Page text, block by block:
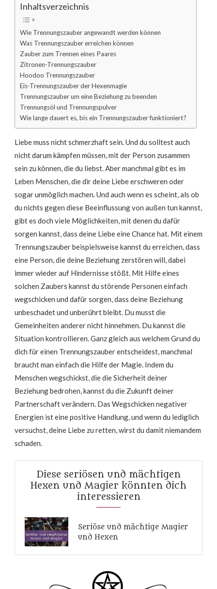
Inhaltsverzeichnis
Wie Trennungszauber angewandt werden können
Was Trennungszauber erreichen können
Zauber zum Trennen eines Paares
Zitronen-Trennungszauber
Hoodoo Trennungszauber
Eis-Trennungszauber der Hexenmagie
Trennungszauber um eine Beziehung zu beenden
Trennungsöl und Trennungspulver
Wie lange dauert es, bis ein Trennungszauber funktioniert?
Liebe muss nicht schmerzhaft sein. Und du solltest auch
nicht darum kämpfen müssen, mit der Person zusammen
sein zu können, die du liebst. Aber manchmal gibt es im
Leben Menschen, die dir deine Liebe erschweren oder
sogar unmöglich machen. Und auch wenn es scheint, als ob
du nichts gegen diese Beeinflussung von außen tun kannst,
gibt es doch viele Möglichkeiten, mit denen du dafür
sorgen kannst, dass deine Liebe eine Chance hat. Mit einem
Trennungszauber beispielsweise kannst du erreichen, dass
eine Person, die deine Beziehung zerstören will, dabei
immer wieder auf Hindernisse stößt. Mit Hilfe eines
solchen Zaubers kannst du störende Personen einfach
wegschicken und dafür sorgen, dass deine Beziehung
unbeschadet und unberührt bleibt. Du musst die
Gemeinheiten anderer nicht hinnehmen. Du kannst die
Situation kontrollieren. Ganz gleich aus welchem Grund du
dich für einen Trennungszauber entscheidest, manchmal
braucht man einfach die Hilfe der Magie. Indem du
Menschen wegschickst, die die Sicherheit deiner
Beziehung bedrohen, kannst du die Zukunft deiner
Partnerschaft verändern. Das Wegschicken negativer
Energien ist eine positive Handlung, und wenn du lediglich
versuchst, deine Liebe zu retten, wirst du damit niemandem
schaden.
Diese seriösen und mächtigen
Hexen und Magier könnten dich
interessieren
Seriöse und mächtige Magier
und Hexen